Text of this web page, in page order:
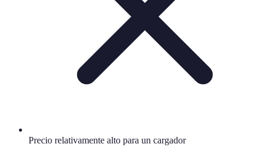
Precio relativamente alto para un cargador